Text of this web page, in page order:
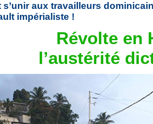
s’unir aux travailleurs
impérialiste !
Révolte en
l’austérité